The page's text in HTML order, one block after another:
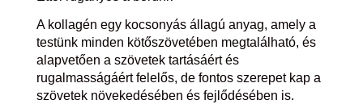
A kollagén egy kocsonyás állagú anyag, amely a
testünk minden kötőszövetében megtalálható, és
alapvetően a szövetek tartásáért és
rugalmasságáért felelős, de fontos szerepet kap a
szövetek növekedésében és fejlődésében is.